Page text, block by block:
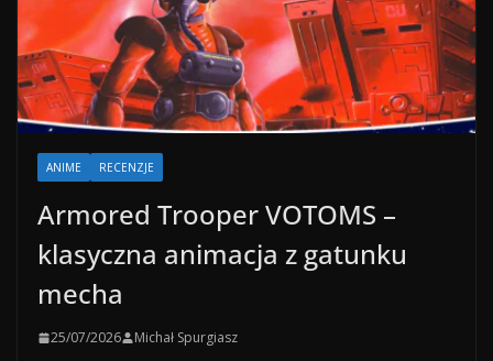
ANIME RECENZJE
Armored Trooper VOTOMS –
klasyczna animacja z gatunku
mecha
25/07/2026 Michał Spurgiasz